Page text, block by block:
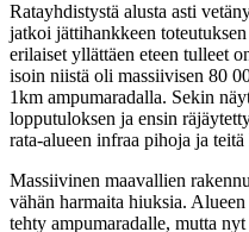
Ratayhdistystä alusta asti
jatkoi jättihankkeen
erilaiset yllättäen eteen tulleet
isoin niistä oli massiivisen 80
1km ampumaradalla. Sekin
lopputuloksen ja ensin
rata-alueen infraa pihoja ja
Massiivinen maavallien
vähän harmaita hiuksia.
tehty ampumaradalle, mutta